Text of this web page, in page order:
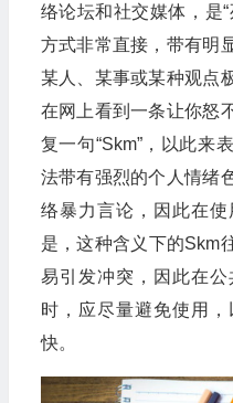
络论坛和社交媒体，是
方式非常直接，带有明
某人、某事或某种观点
在网上看到一条让你怒
复一句“Skm”，以此来
法带有强烈的个人情绪
络暴力言论，因此在
是，这种含义下的Skm
易引发冲突，因此在
时，应尽量避免使用
快。